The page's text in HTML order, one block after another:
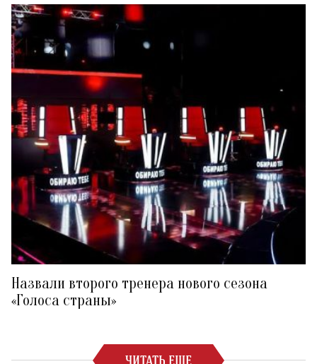
Назвали второго тренера нового сезона
«Голоса страны»
ЧИТАТЬ ЕЩЕ